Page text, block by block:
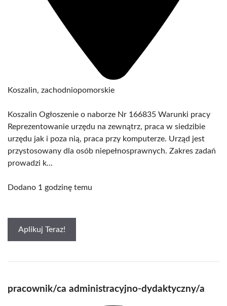
Koszalin, zachodniopomorskie
Koszalin Ogłoszenie o naborze Nr 166835 Warunki pracy
Reprezentowanie urzędu na zewnątrz, praca w siedzibie
urzędu jak i poza nią, praca przy komputerze. Urząd jest
przystosowany dla osób niepełnosprawnych. Zakres zadań
prowadzi k...
Dodano 1 godzinę temu
Aplikuj Teraz!
pracownik/ca administracyjno-dydaktyczny/a